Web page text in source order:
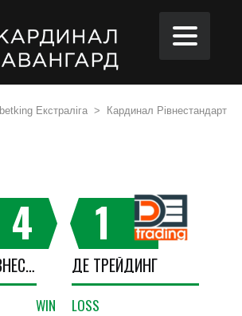
betking Екстраліга >
Кардинал Рівнестандарт
4
КАРДИНАЛ-РІВНЕСТАНДАРТ
WIN
1
ДЕ ТРЕЙДИНГ
LOSS